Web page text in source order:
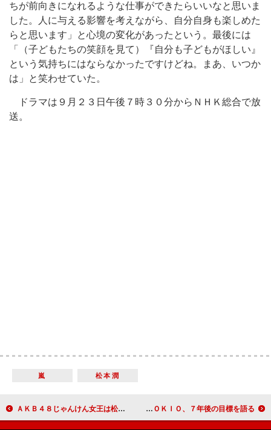
ちが前向きになれるような仕事ができたらいいなと思いま
した。人に与える影響を考えながら、自分自身も楽しめた
らと思います」と心境の変化があったという。最後には
「（子どもたちの笑顔を見て）『自分も子どもがほしい』
という気持ちにはならなかったですけどね。まあ、いつか
は」と笑わせていた。
ドラマは９月２３日午後７時３０分からＮＨＫ総合で放
送。
嵐 松本潤
ＡＫＢ４８じゃんけん女王は松井珠理奈 センター曲は「等身大の自分を出せる曲がいい」 国分太一「お・も・て・な・しに参加したい」 ＴＯＫＩＯ、７年後の目標を語る